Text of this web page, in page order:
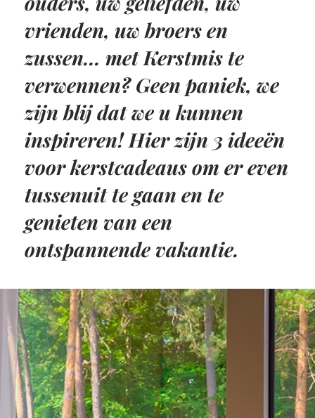
vrienden, uw broers en
zussen... met Kerstmis te
verwennen? Geen paniek, we
zijn blij dat we u kunnen
inspireren! Hier zijn 3 ideeën
voor kerstcadeaus om er even
tussenuit te gaan en te
genieten van een
ontspannende vakantie.